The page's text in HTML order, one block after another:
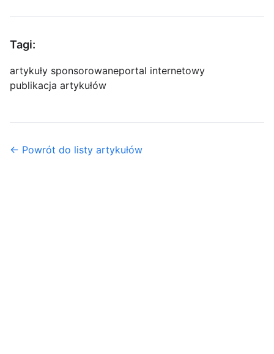
Tagi:
artykuły sponsorowaneportal internetowy
publikacja artykułów
← Powrót do listy artykułów